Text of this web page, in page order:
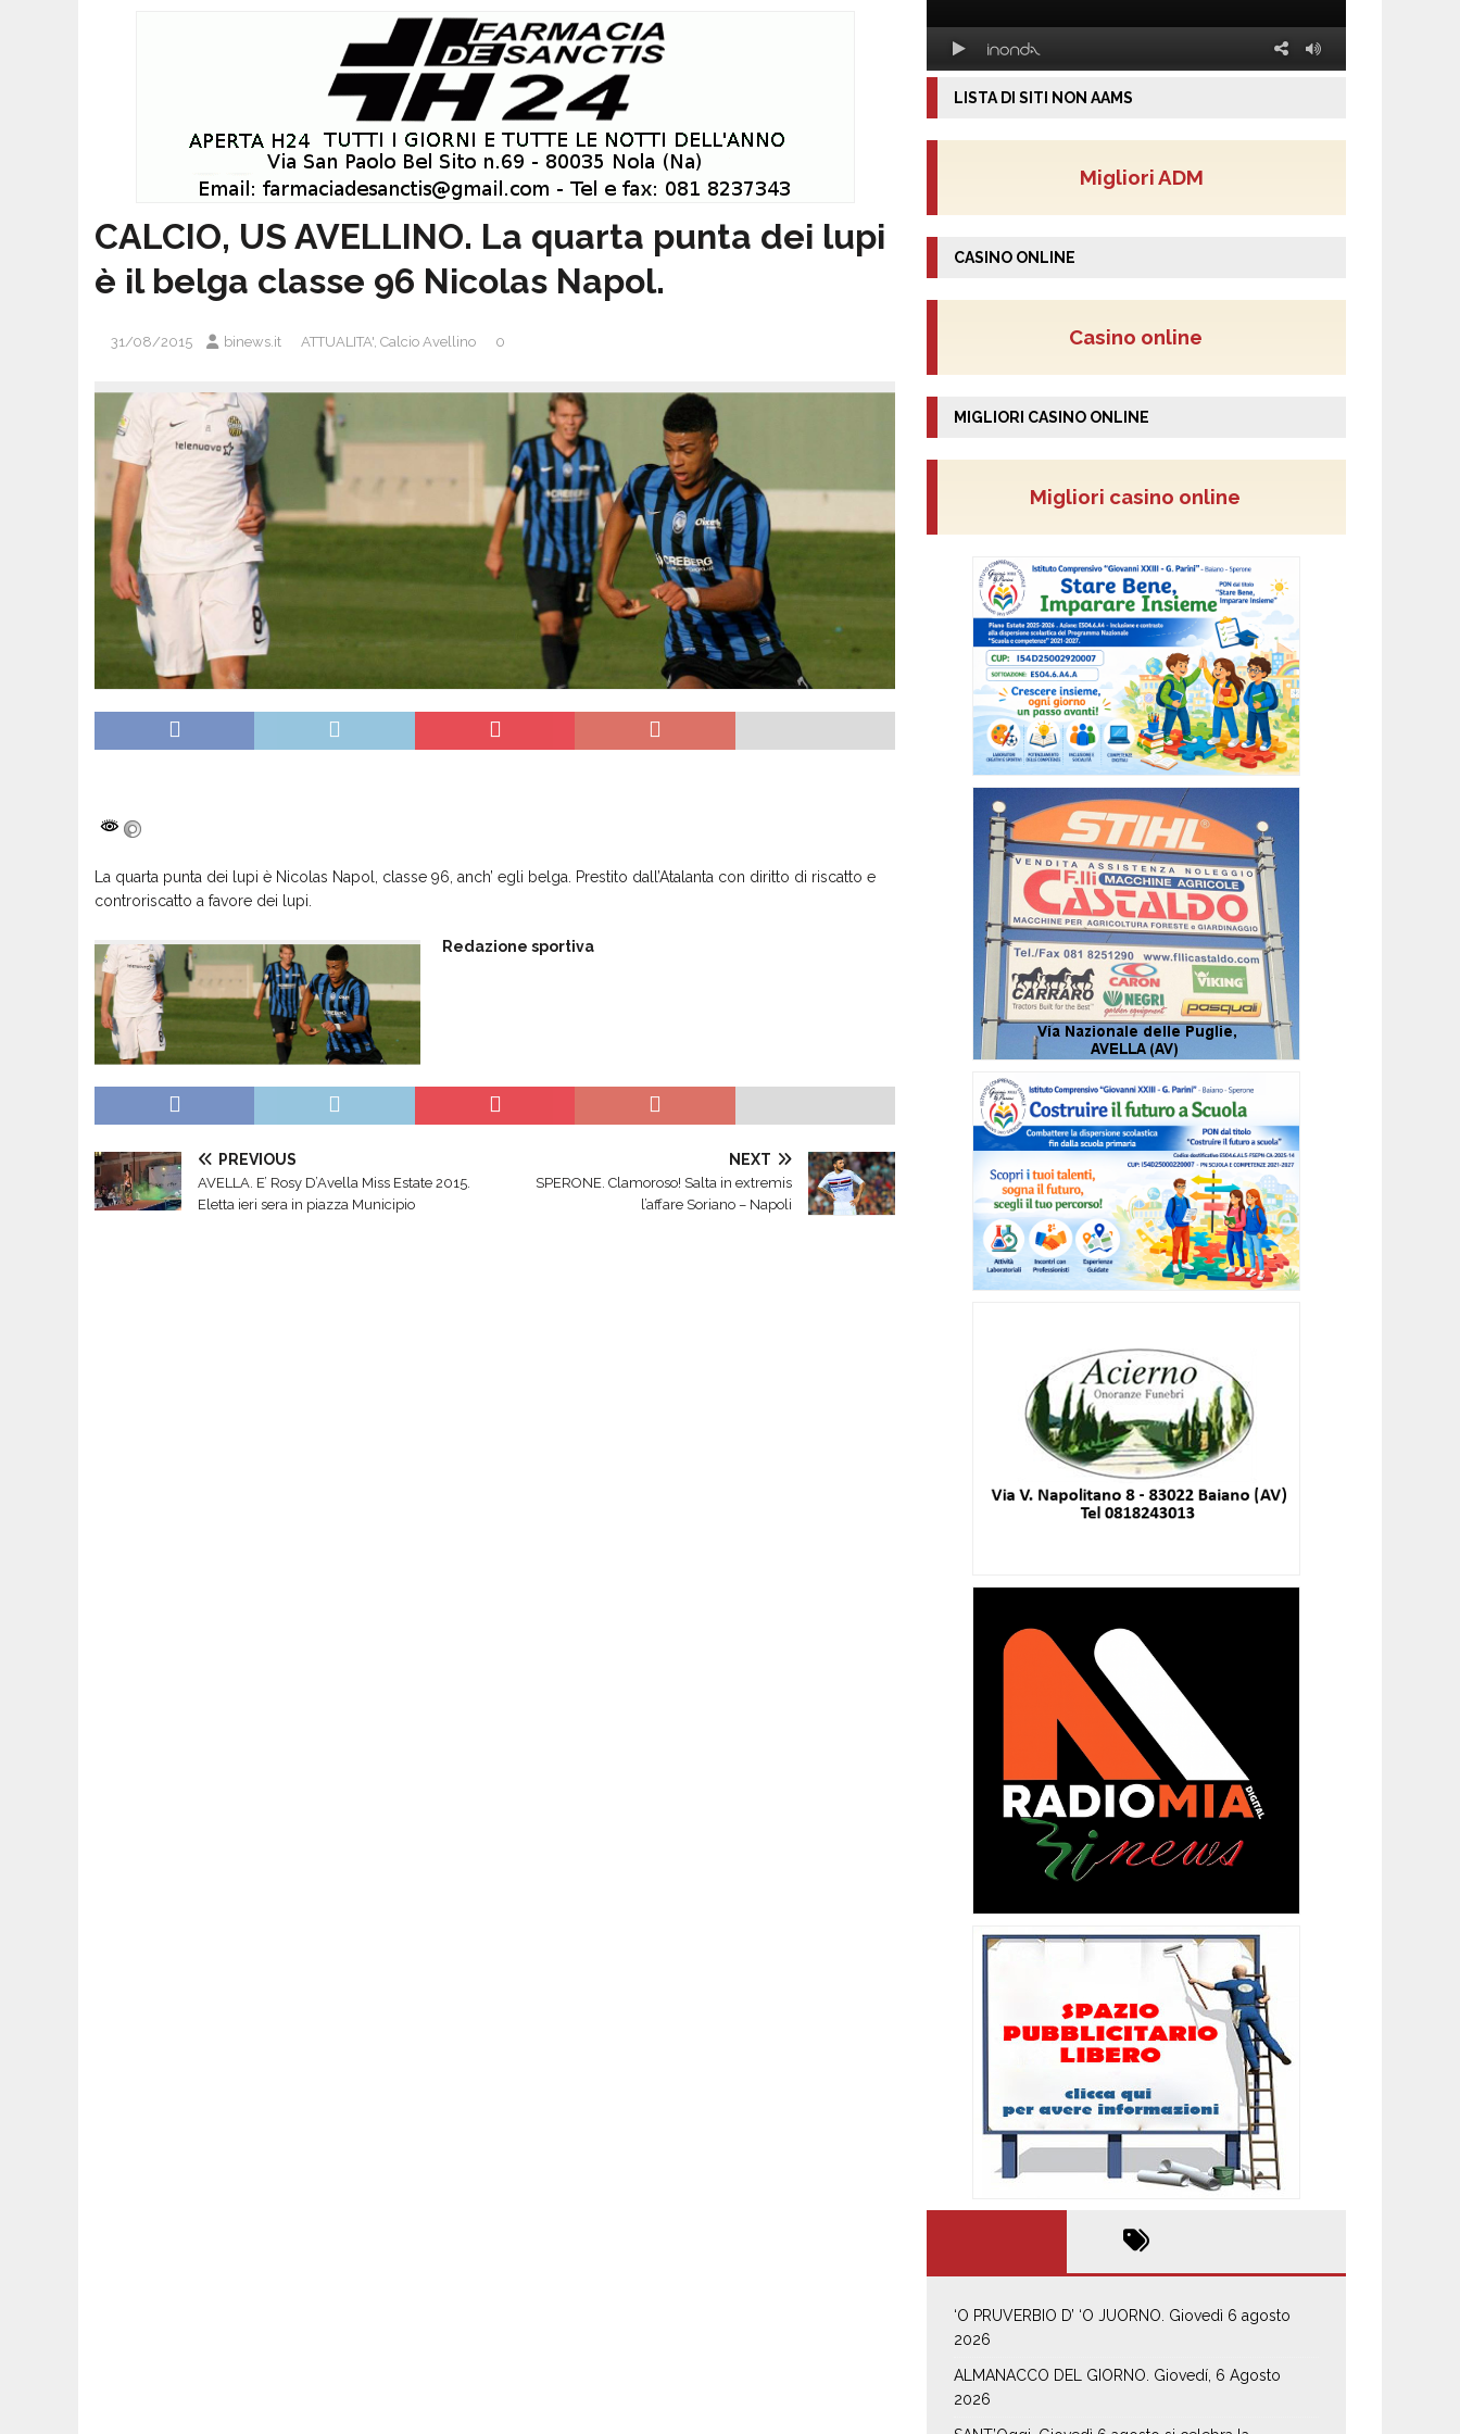
CALCIO, US AVELLINO. La quarta punta dei lupi
è il belga classe 96 Nicolas Napol.
31/08/2015 binews.it ATTUALITA', Calcio Avellino 0
La quarta punta dei lupi è Nicolas Napol, classe 96, anch’ egli belga. Prestito dall’Atalanta con diritto di riscatto e
controriscatto a favore dei lupi.
Redazione sportiva
PREVIOUS
AVELLA. E’ Rosy D’Avella Miss Estate 2015.
Eletta ieri sera in piazza Municipio
NEXT
SPERONE. Clamoroso! Salta in extremis
l’affare Soriano – Napoli
LISTA DI SITI NON AAMS
Migliori ADM
CASINO ONLINE
Casino online
MIGLIORI CASINO ONLINE
Migliori casino online
‘O PRUVERBIO D’ ‘O JUORNO. Giovedì 6 agosto
2026
ALMANACCO DEL GIORNO. Giovedí, 6 Agosto
2026